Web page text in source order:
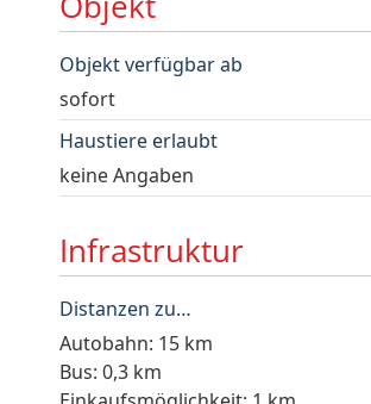
Objekt verfügbar ab
sofort
Haustiere erlaubt
keine Angaben
Infrastruktur
Distanzen zu…
Autobahn: 15 km
Bus: 0,3 km